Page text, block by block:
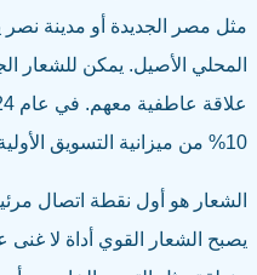
مثل مصر الجديدة أو مدينة نصر
المحلي الأصيل. يمكن للشعار
10% من ميزانية التسويق الأولية للمشاريع الجديدة، مما يؤكد على أهميته الاستراتيجية.
الشعار هو أول نقطة اتصال
يصبح الشعار القوي أداة لا